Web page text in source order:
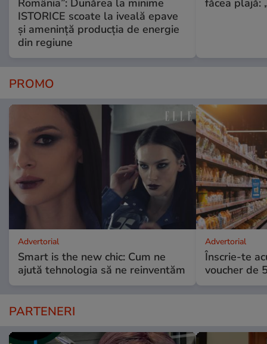
România”: Dunărea la minime
ISTORICE scoate la iveală epave
și amenință producția de energie
din regiune
făcea plajă:
PROMO
Advertorial
Smart is the new chic: Cum ne
ajută tehnologia să ne reinventăm
Advertorial
Înscrie-te
voucher de
PARTENERI